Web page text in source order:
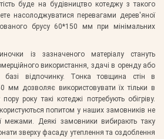
буде на будівництво котеджу з такого
насолоджуватися перевагами дерев'яної
брусу 60*150 мм при мінімальних
із зазначеного матеріалу стануть
використання, здачі в оренду або
базі відпочинку. Тонка товщина стін в
мм дозволяє використовувати їх тільки в
року такі котеджі потребують обігріву.
попитом у наших замовників не
межами. Деякі замовники вибирають таку
зверху фасаду утеплення та оздоблення